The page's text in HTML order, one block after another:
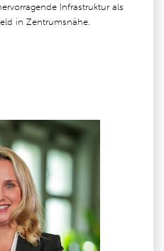
Infrastruktur als
in Zentrumsnähe.